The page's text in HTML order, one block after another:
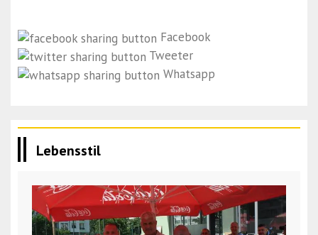
Facebook
Tweeter
Whatsapp
Lebensstil